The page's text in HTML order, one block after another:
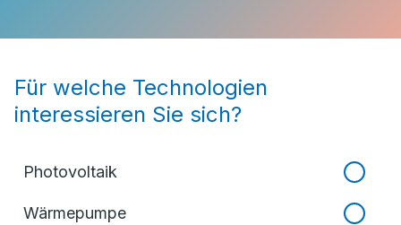
Für welche Technologien
interessieren Sie sich?
Photovoltaik
Wärmepumpe